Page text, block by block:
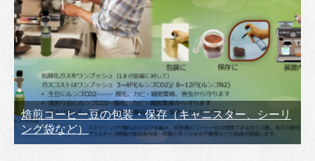
焙煎コーヒー豆の包装・保存（キャニスター、シーリ
ング袋など）